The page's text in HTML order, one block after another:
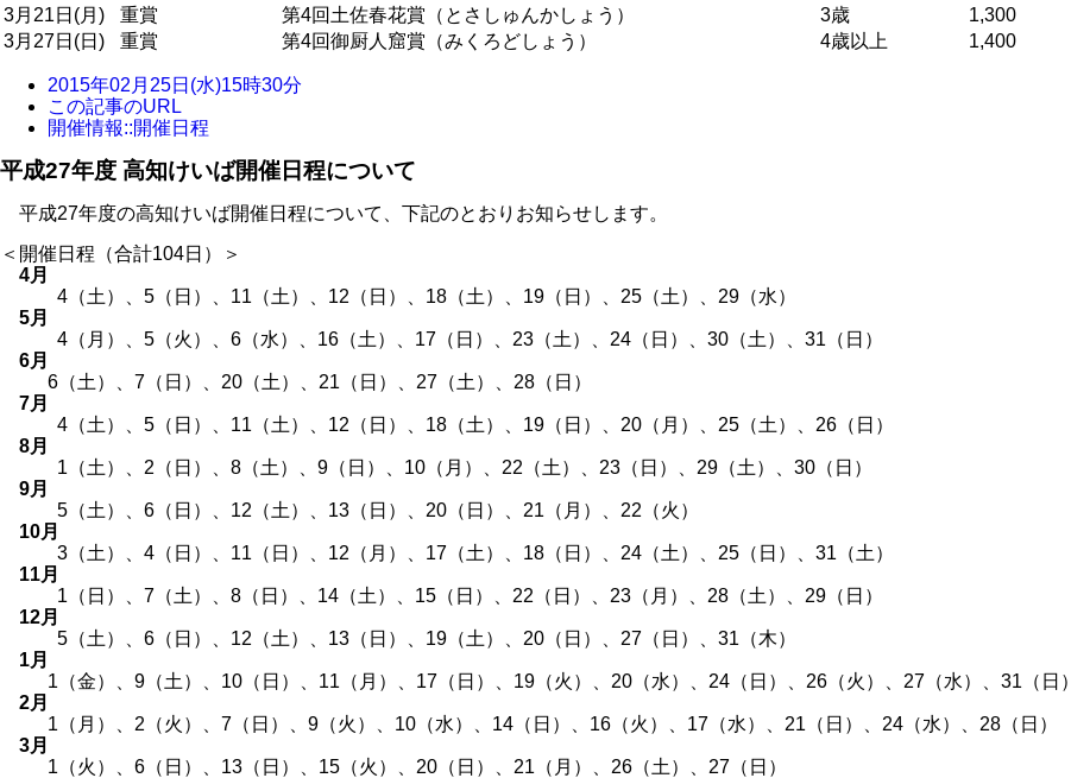
3月21日(月)
重賞 第4回土佐春花賞（とさしゅんかしょう） 3歳
1,300
3月27日(日)
重賞 第4回御厨人窟賞（みくろどしょう） 4歳以上 1,400
2015年02月25日(水)15時30分
この記事のURL
開催情報::開催日程
平成27年度 高知けいば開催日程について
平成27年度の高知けいば開催日程について、下記のとおりお知らせします。
＜開催日程（合計104日）＞
4月
4（土）、5（日）、11（土）、12（日）、18（土）、19（日）、25（土）、29（水）
5月
4（月）、5（火）、6（水）、16（土）、17（日）、23（土）、24（日）、30（土）、31（日）
6月
6（土）、7（日）、20（土）、21（日）、27（土）、28（日）
7月
4（土）、5（日）、11（土）、12（日）、18（土）、19（日）、20（月）、25（土）、26（日）
8月
1（土）、2（日）、8（土）、9（日）、10（月）、22（土）、23（日）、29（土）、30（日）
9月
5（土）、6（日）、12（土）、13（日）、20（日）、21（月）、22（火）
10月
3（土）、4（日）、11（日）、12（月）、17（土）、18（日）、24（土）、25（日）、31（土）
11月
1（日）、7（土）、8（日）、14（土）、15（日）、22（日）、23（月）、28（土）、29（日）
12月
5（土）、6（日）、12（土）、13（日）、19（土）、20（日）、27（日）、31（木）
1月
1（金）、9（土）、10（日）、11（月）、17（日）、19（火）、20（水）、24（日）、26（火）、27（水）、31（日）
2月
1（月）、2（火）、7（日）、9（火）、10（水）、14（日）、16（火）、17（水）、21（日）、24（水）、28（日）
3月
1（火）、6（日）、13（日）、15（火）、20（日）、21（月）、26（土）、27（日）